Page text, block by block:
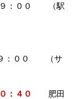
００ （駅
００ （サ
：４０ 肥田